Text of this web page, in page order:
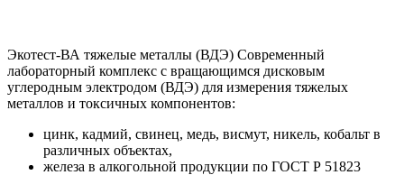
Экотест-ВА тяжелые металлы (ВДЭ) Современный
лабораторный комплекс с вращающимся дисковым
углеродным электродом (ВДЭ) для измерения тяжелых
металлов и токсичных компонентов:
цинк, кадмий, свинец, медь, висмут, никель, кобальт в
различных объектах,
железа в алкогольной продукции по ГОСТ Р 51823